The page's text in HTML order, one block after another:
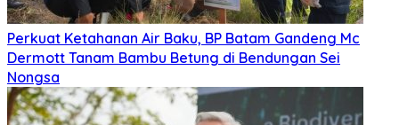
Perkuat Ketahanan Air Baku, BP Batam Gandeng Mc
Dermott Tanam Bambu Betung di Bendungan Sei
Nongsa